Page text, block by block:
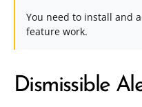
You need to install and
feature work.
Dismissible